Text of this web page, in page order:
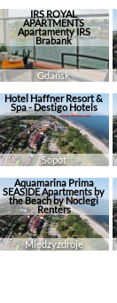
IRS ROYAL
APARTMENTS
Apartamenty IRS
Brabank
Gdańsk
Hotel Haffner Resort &
Spa - Destigo Hotels
Sopot
Aquamarina Prima
SEASIDE Apartments by
the Beach by Noclegi
Renters
Międzyzdroje